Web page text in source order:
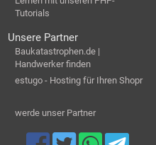
Tutorials
Unsere Partner
Baukatastrophen.de |
Handwerker finden
estugo - Hosting für Ihren Shopr
werde unser Partner